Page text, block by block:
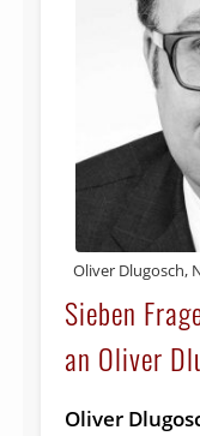
Oliver Dlugosch,
Sieben
an Oliver
Oliver